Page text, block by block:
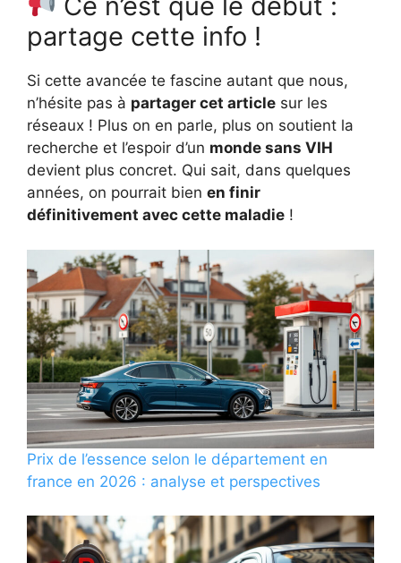
partage cette info !
Si cette avancée te fascine autant que nous,
n’hésite pas à partager cet article sur les
réseaux ! Plus on en parle, plus on soutient la
recherche et l’espoir d’un monde sans VIH
devient plus concret. Qui sait, dans quelques
années, on pourrait bien en finir
définitivement avec cette maladie !
Prix de l’essence selon le département en
france en 2026 : analyse et perspectives